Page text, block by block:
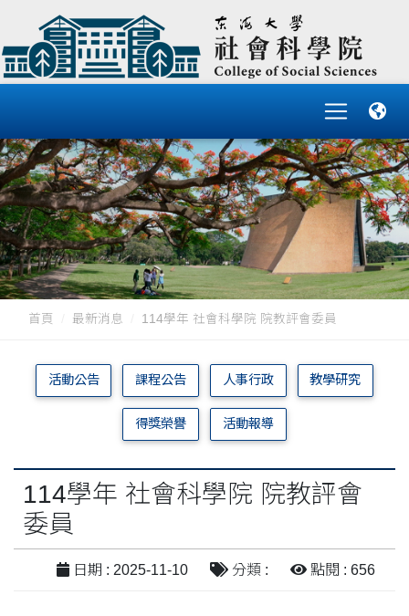
首頁 最新消息 114學年 社會科學院 院教評會委員
活動公告 課程公告 人事行政 教學研究
得獎榮譽 活動報導
114學年 社會科學院 院教評會
委員
日期 : 2025-11-10 分類 : 點閱 : 656